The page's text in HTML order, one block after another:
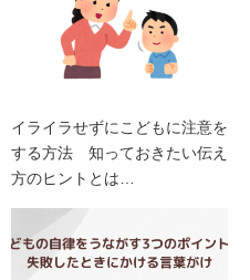
イライラせずにこどもに注意を
する方法 知っておきたい伝え
方のヒントとは…